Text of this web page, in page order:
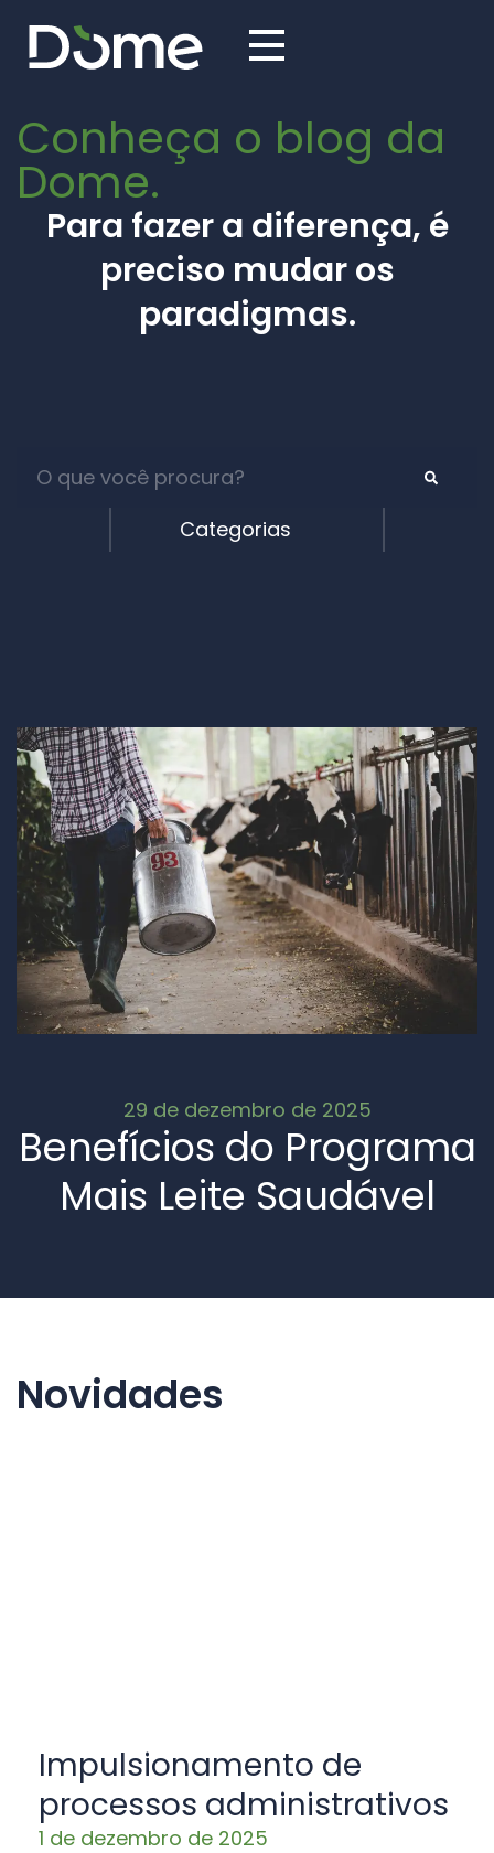
Conheça o blog da
Dome.​
Para fazer a diferença, é
preciso mudar os
paradigmas.
29 de dezembro de 2025
Benefícios do Programa
Mais Leite Saudável
Novidades
Impulsionamento de
processos administrativos
1 de dezembro de 2025